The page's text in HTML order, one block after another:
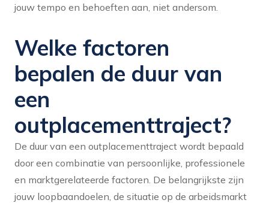
jouw tempo en behoeften aan, niet andersom.
Welke factoren
bepalen de duur van
een
outplacementtraject?
De duur van een outplacementtraject wordt bepaald
door een combinatie van persoonlijke, professionele
en marktgerelateerde factoren. De belangrijkste zijn
jouw loopbaandoelen, de situatie op de arbeidsmarkt